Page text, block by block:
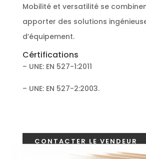
Mobilité et versatilité se
apporter des solutions
d’équipement.
Cértifications
– UNE: EN 527-1:2011
– UNE: EN 527-2:2003.
CONTACTER LE VENDEUR